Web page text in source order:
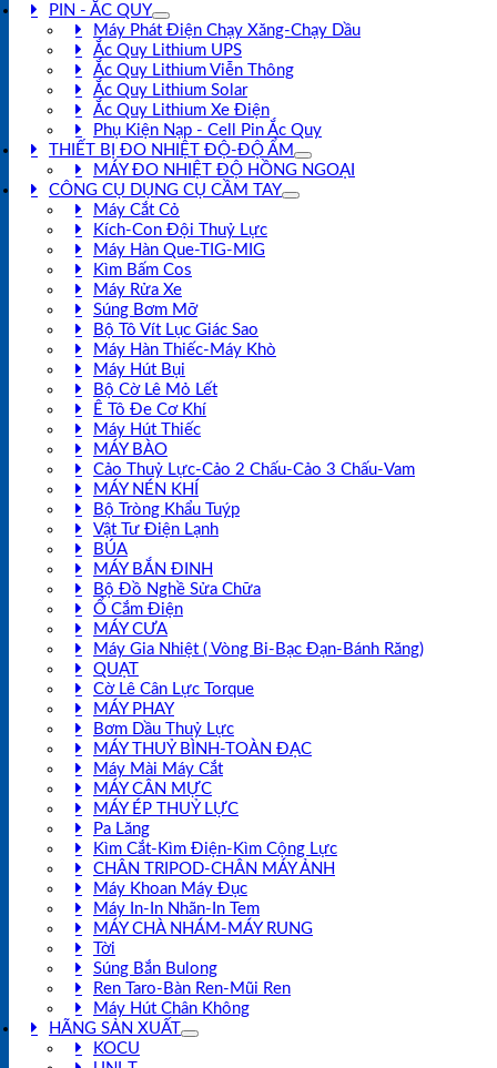
PIN - ẮC QUY
Máy Phát Điện Chạy Xăng-Chạy Dầu
Ắc Quy Lithium UPS
Ắc Quy Lithium Viễn Thông
Ắc Quy Lithium Solar
Ắc Quy Lithium Xe Điện
Phụ Kiện Nạp - Cell Pin Ắc Quy
THIẾT BỊ ĐO NHIỆT ĐỘ-ĐỘ ẨM
MÁY ĐO NHIỆT ĐỘ HỒNG NGOẠI
CÔNG CỤ DỤNG CỤ CẦM TAY
Máy Cắt Cỏ
Kích-Con Đội Thuỷ Lực
Máy Hàn Que-TIG-MIG
Kìm Bấm Cos
Máy Rửa Xe
Súng Bơm Mỡ
Bộ Tô Vít Lục Giác Sao
Máy Hàn Thiếc-Máy Khò
Máy Hút Bụi
Bộ Cờ Lê Mỏ Lết
Ê Tô Đe Cơ Khí
Máy Hút Thiếc
MÁY BÀO
Cảo Thuỷ Lực-Cảo 2 Chấu-Cảo 3 Chấu-Vam
MÁY NÉN KHÍ
Bộ Tròng Khẩu Tuýp
Vật Tư Điện Lạnh
BÚA
MÁY BẮN ĐINH
Bộ Đồ Nghề Sửa Chữa
Ổ Cắm Điện
MÁY CƯA
Máy Gia Nhiệt ( Vòng Bi-Bạc Đạn-Bánh Răng)
QUẠT
Cờ Lê Cân Lực Torque
MÁY PHAY
Bơm Dầu Thuỷ Lực
MÁY THUỶ BÌNH-TOÀN ĐẠC
Máy Mài Máy Cắt
MÁY CÂN MỰC
MÁY ÉP THUỶ LỰC
Pa Lăng
Kìm Cắt-Kìm Điện-Kìm Cộng Lực
CHÂN TRIPOD-CHÂN MÁY ẢNH
Máy Khoan Máy Đục
Máy In-In Nhãn-In Tem
MÁY CHÀ NHÁM-MÁY RUNG
Tời
Súng Bắn Bulong
Ren Taro-Bàn Ren-Mũi Ren
Máy Hút Chân Không
HÃNG SẢN XUẤT
KOCU